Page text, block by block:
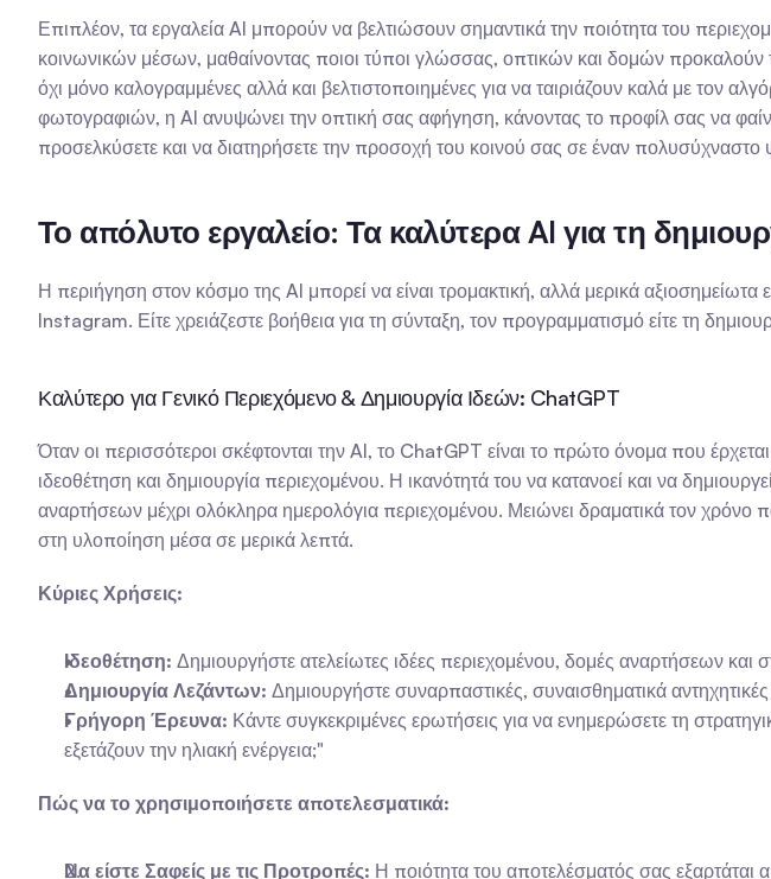
Επιπλέον, τα εργαλεία AI μπορούν να βελτιώσουν σημαντικά την ποιότητα του
κοινωνικών μέσων, μαθαίνοντας ποιοι τύποι γλώσσας, οπτικών και δομών προκαλούν
όχι μόνο καλογραμμένες αλλά και βελτιστοποιημένες για να ταιριάζουν καλά με τον
φωτογραφιών, η AI ανυψώνει την οπτική σας αφήγηση, κάνοντας το προφίλ σας να
προσελκύσετε και να διατηρήσετε την προσοχή του κοινού σας σε έναν
Το απόλυτο εργαλείο: Τα καλύτερα AI για τη
Η περιήγηση στον κόσμο της AI μπορεί να είναι τρομακτική, αλλά μερικά
Instagram. Είτε χρειάζεστε βοήθεια για τη σύνταξη, τον προγραμματισμό είτε τη
Καλύτερο για Γενικό Περιεχόμενο & Δημιουργία Ιδεών: ChatGPT
Όταν οι περισσότεροι σκέφτονται την AI, το ChatGPT είναι το πρώτο όνομα που
ιδεοθέτηση και δημιουργία περιεχομένου. Η ικανότητά του να κατανοεί και να
αναρτήσεων μέχρι ολόκληρα ημερολόγια περιεχομένου. Μειώνει δραματικά τον
στη υλοποίηση μέσα σε μερικά λεπτά.
Κύριες Χρήσεις:
Ιδεοθέτηση: Δημιουργήστε ατελείωτες ιδέες περιεχομένου, δομές αναρτήσεων και
Δημιουργία Λεζάντων: Δημιουργήστε συναρπαστικές, συναισθηματικά
Γρήγορη Έρευνα: Κάντε συγκεκριμένες ερωτήσεις για να ενημερώσετε τη
εξετάζουν την ηλιακή ενέργεια;"
Πώς να το χρησιμοποιήσετε αποτελεσματικά:
Να είστε Σαφείς με τις Προτροπές: Η ποιότητα του αποτελέσματός σας εξαρτάται